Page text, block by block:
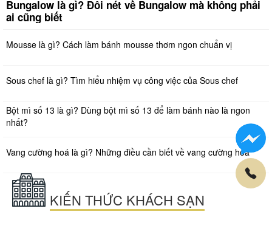
Bungalow là gì? Đôi nét về Bungalow mà không phải
ai cũng biết
Mousse là gì? Cách làm bánh mousse thơm ngon chuẩn vị
Sous chef là gì? Tìm hiểu nhiệm vụ công việc của Sous chef
Bột mì số 13 là gì? Dùng bột mì số 13 để làm bánh nào là ngon
nhất?
Vang cường hoá là gì? Những điều cần biết về vang cường hoá
KIẾN THỨC KHÁCH SẠN